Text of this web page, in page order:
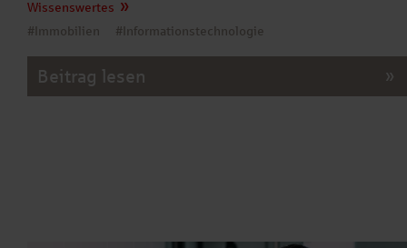
Wissenswertes
#Immobilien
#Informationstechnologie
Beitrag lesen